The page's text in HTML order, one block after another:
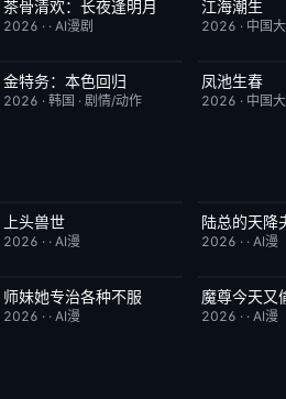
完结 10.0
茶骨清欢：长夜逢明月
2026 · ·AI漫剧
更新至第24集
江海潮生
2026 · 中国
已完结
金特务：本色回归
2026 ·韩国 ·剧情/动作
已完结
凤池生春
2026 · 中国
完结
上头兽世
2026 · ·AI漫
完结
陆总的天降
2026 · · AI漫
完结
师妹她专治各种不服
2026 · ·AI漫
完结
魔尊今天又
2026 · · AI漫